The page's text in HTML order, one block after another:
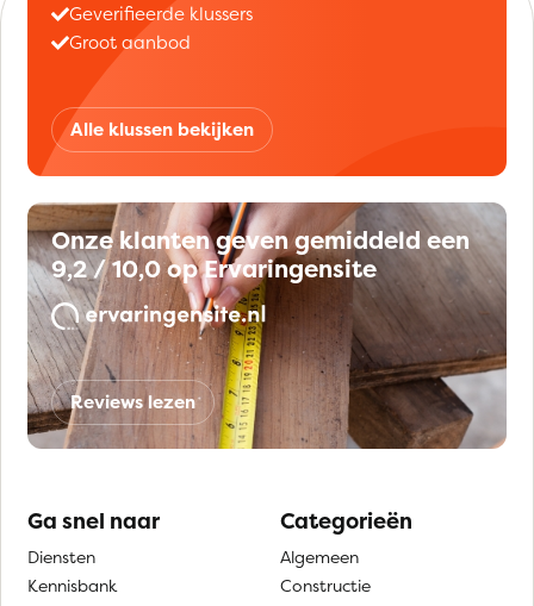
Geverifieerde klussers
Groot aanbod
Alle klussen bekijken
Onze klanten geven gemiddeld een
9,2 / 10,0 op Ervaringensite
Reviews lezen
Ga snel naar
Diensten
Kennisbank
Categorieën
Algemeen
Constructie